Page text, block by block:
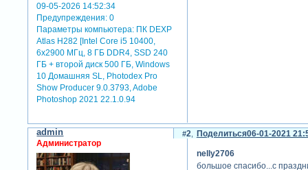
09-05-2026 14:52:34
Предупреждения: 0
Параметры компьютера: ПК DEXP
Atlas H282 [Intel Core i5 10400,
6x2900 МГц, 8 ГБ DDR4, SSD 240
ГБ + второй диск 500 ГБ, Windows
10 Домашняя SL, Photodex Pro
Show Producer 9.0.3793, Adobe
Photoshop 2021 22.1.0.94
Поделиться
2 06-01-2021
admin
Администратор
nelly2706
большое спасибо...с